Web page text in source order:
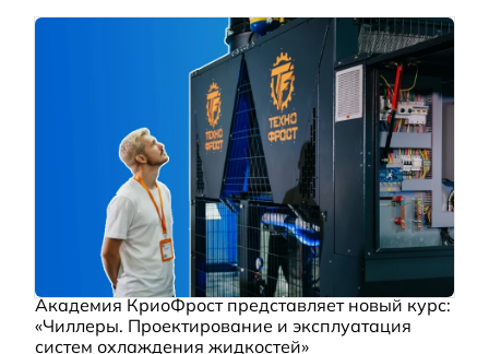
Академия КриоФрост представляет новый курс:
«Чиллеры. Проектирование и эксплуатация
систем охлаждения жидкостей»